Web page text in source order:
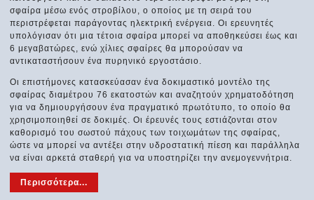
σφαίρα μέσω ενός στροβίλου, ο οποίος με τη σειρά του
περιστρέφεται παράγοντας ηλεκτρική ενέργεια. Οι ερευνητές
υπολόγισαν ότι μια τέτοια σφαίρα μπορεί να αποθηκεύσει έως και
6 μεγαβατώρες, ενώ χίλιες σφαίρες θα μπορούσαν να
αντικαταστήσουν ένα πυρηνικό εργοστάσιο.
Οι επιστήμονες κατασκεύασαν ένα δοκιμαστικό μοντέλο της
σφαίρας διαμέτρου 76 εκατοστών και αναζητούν χρηματοδότηση
για να δημιουργήσουν ένα πραγματικό πρωτότυπο, το οποίο θα
χρησιμοποιηθεί σε δοκιμές. Οι έρευνές τους εστιάζονται στον
καθορισμό του σωστού πάχους των τοιχωμάτων της σφαίρας,
ώστε να μπορεί να αντέξει στην υδροστατική πίεση και παράλληλα
να είναι αρκετά σταθερή για να υποστηρίζει την ανεμογεννήτρια.
Περισσότερα...